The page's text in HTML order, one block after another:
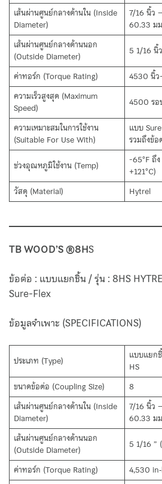
เส้นผ่านศูนย์กลางด้านใน (Inside
Diameter)
7/16 นิ้ว
60.33 ม
เส้นผ่านศูนย์กลางด้านนอก
(Outside Diameter)
5 1/16 นิ้
ค่าทอร์ก (Torque Rating)
4530 นิ้ว
ความเร็วสูงสุด (Maximum
Speed)
4500 รอ
ความเหมาะสมในการใช้งาน
(Suitable For Use With)
แบบ
รวมถึงข้
ช่วงอุณหภูมิใช้งาน (Temp)
-65°F ถึ
+121°C)
วัสดุ (Material)
Hytrel
TB WOOD’S ®8HS
ข้อต่อ : แบบแยกชิ้น / รุ่น : 8HS
Sure-Flex
ข้อมูลจำเพาะ (SPECIFICATIONS)
ประเภท (Type)
แบบแยก
HS
ขนาดข้อต่อ (Coupling Size)
8
เส้นผ่านศูนย์กลางด้านใน (Inside
Diameter)
7/16 นิ้ว
60.33 ม
เส้นผ่านศูนย์กลางด้านนอก
(Outside Diameter)
5 1/16 ”
ค่าทอร์ก (Torque Rating)
4,530